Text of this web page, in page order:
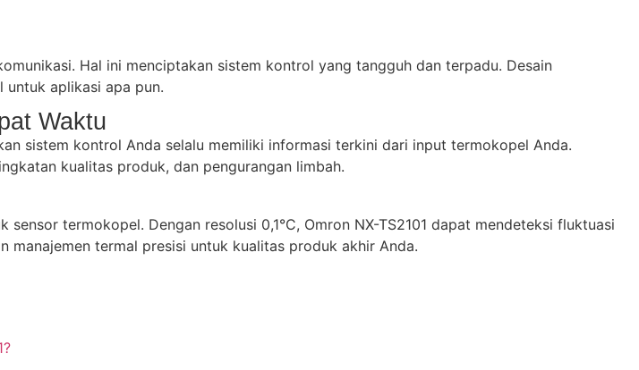
Hal ini menciptakan sistem kontrol yang tangguh dan terpadu. Desain
untuk aplikasi apa pun.
Waktu
sistem kontrol Anda selalu memiliki informasi terkini dari input termokopel Anda.
kualitas produk, dan pengurangan limbah.
termokopel. Dengan resolusi 0,1°C, Omron NX-TS2101 dapat mendeteksi fluktuasi
termal presisi untuk kualitas produk akhir Anda.